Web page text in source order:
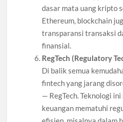
dasar mata uang kripto
Ethereum, blockchain
transparansi transaksi
finansial.
RegTech (Regulatory
Di balik semua
fintech yang jarang
— RegTech. Teknologi
keuangan mematuhi